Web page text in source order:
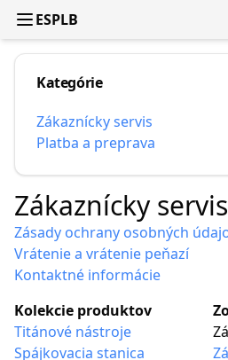
ESPLB
Kategórie
Zákaznícky servis
Platba a preprava
Zákaznícky servis
Zásady ochrany osobných
Vrátenie a vrátenie peňazí
Kontaktné informácie
Kolekcie produktov
Titánové nástroje
Spájkovacia stanica